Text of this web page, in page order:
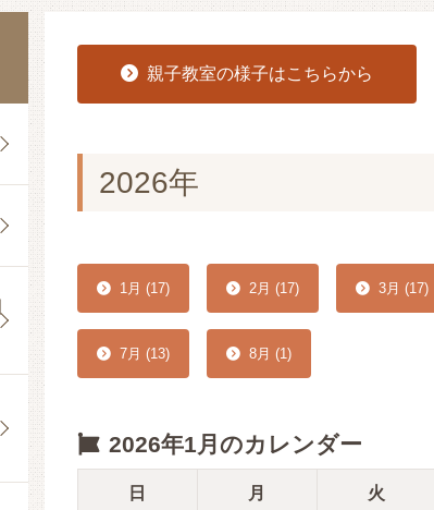
親子教室の様子はこちらから
2026年
1月 (17) 2月 (17) 3月 (17)
7月 (13) 8月 (1)
2026年1月のカレンダー
日 月 火